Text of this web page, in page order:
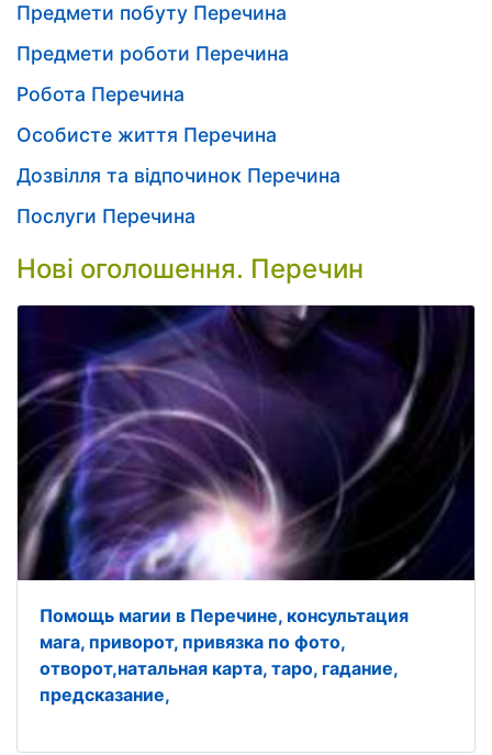
Предмети побуту Перечина
Предмети роботи Перечина
Робота Перечина
Особисте життя Перечина
Дозвілля та відпочинок Перечина
Послуги Перечина
Нові оголошення. Перечин
Помощь магии в Перечине, консультация
мага, приворот, привязка по фото,
отворот,натальная карта, таро, гадание,
предсказание,